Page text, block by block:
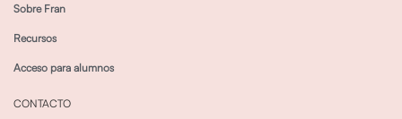
Sobre Fran
Recursos
Acceso para alumnos
CONTACTO